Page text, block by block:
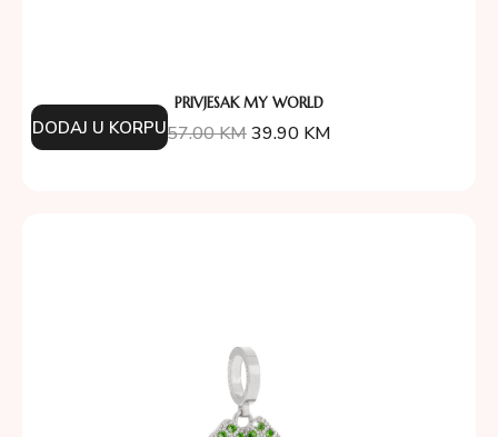
PRIVJESAK MY WORLD
57.00KM39.90 KM
DODAJ U KORPU